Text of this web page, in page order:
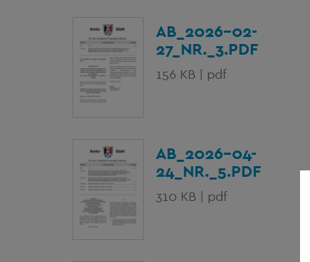
AB_2026-02-
27_NR._3.PDF
156 KB | pdf
AB_2026-04-
24_NR._5.PDF
310 KB | pdf